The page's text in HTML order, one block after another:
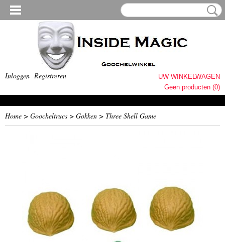
Inloggen Registreren
UW WINKELWAGEN
Geen producten (0)
Home > Goocheltrucs > Gokken > Three Shell Game